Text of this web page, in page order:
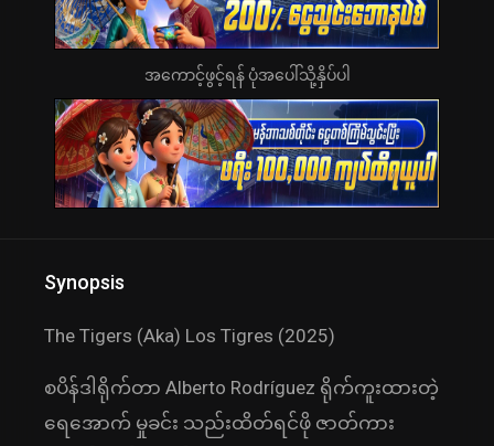
အကောင့်ဖွင့်ရန် ပုံအပေါ်သို့နှိပ်ပါ
Synopsis
The Tigers (Aka) Los Tigres (2025)
စပိန်ဒါရိုက်တာ Alberto Rodríguez ရိုက်ကူးထားတဲ့
ရေအောက် မှုခင်း သည်းထိတ်ရင်ဖို ဇာတ်ကား